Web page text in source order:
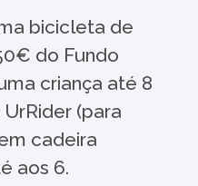
bicicleta de
do Fundo
criança até 8
(para
cadeira
aos 6.